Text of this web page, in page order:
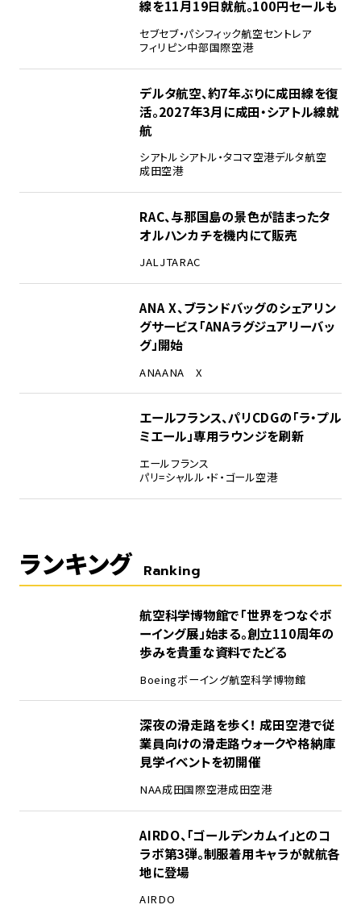
線を11月19日就航。100円セールも
セブセブ・パシフィック航空セントレア
フィリピン中部国際空港
デルタ航空、約7年ぶりに成田線を復
活。2027年3月に成田・シアトル線就
航
シアトルシアトル・タコマ空港デルタ航空
成田空港
RAC、与那国島の景色が詰まったタ
オルハンカチを機内にて販売
JALJTARAC
ANA X、ブランドバッグのシェアリン
グサービス「ANAラグジュアリーバッ
グ」開始
ANAANA X
エールフランス、パリCDGの「ラ・プル
ミエール」専用ラウンジを刷新
エールフランス
パリ=シャルル・ド・ゴール空港
ランキング Ranking
航空科学博物館で「世界をつなぐボ
ーイング展」始まる。創立110周年の
歩みを貴重な資料でたどる
Boeingボーイング航空科学博物館
深夜の滑走路を歩く！ 成田空港で従
業員向けの滑走路ウォークや格納庫
見学イベントを初開催
NAA成田国際空港成田空港
AIRDO、「ゴールデンカムイ」とのコ
ラボ第3弾。制服着用キャラが就航各
地に登場
AIRDO